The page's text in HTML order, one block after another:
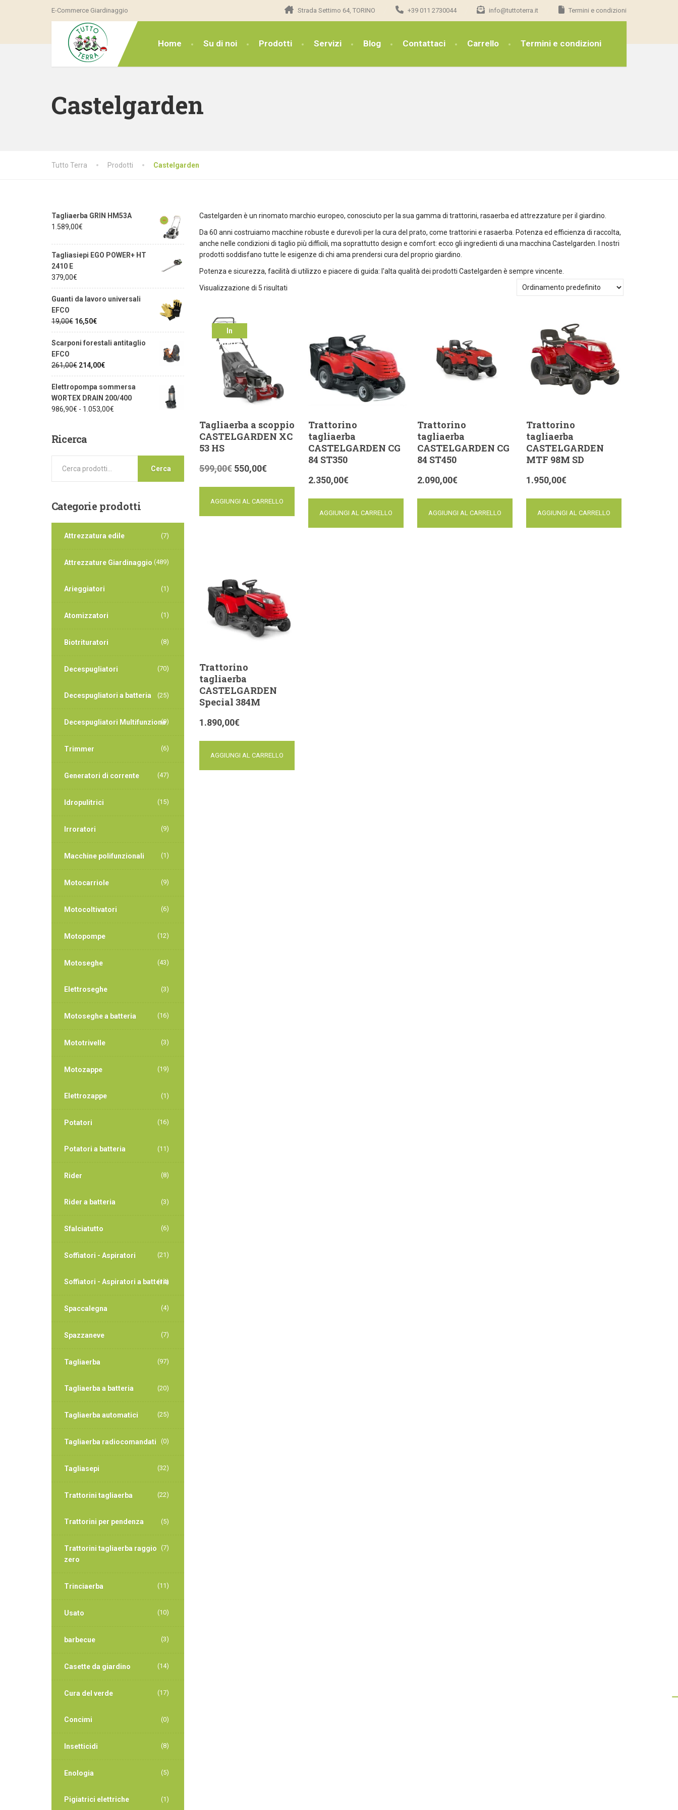
E-Commerce Giardinaggio Strada Settimo 64, TORINO +39 011 2730044 info@tuttoterra.it Termini e condizioni
Home Su di noi Prodotti Servizi Blog Contattaci Carrello Termini e condizioni
Castelgarden
Tutto Terra Prodotti Castelgarden
Castelgarden è un rinomato marchio europeo, conosciuto per la sua gamma di trattorini, rasaerba ed attrezzature per il giardino.
Da 60 anni costruiamo macchine robuste e durevoli per la cura del prato, come trattorini e rasaerba. Potenza ed efficienza di raccolta,
anche nelle condizioni di taglio più difficili, ma soprattutto design e comfort: ecco gli ingredienti di una macchina Castelgarden. I nostri
prodotti soddisfano tutte le esigenze di chi ama prendersi cura del proprio giardino.
Potenza e sicurezza, facilità di utilizzo e piacere di guida: l'alta qualità dei prodotti Castelgarden è sempre vincente.
Visualizzazione di 5 risultati
In
offerta!
Tagliaerba a scoppio
CASTELGARDEN XC
53 HS
599,00€ 550,00€
AGGIUNGI AL CARRELLO
Trattorino
tagliaerba
CASTELGARDEN CG
84 ST350
2.350,00€
AGGIUNGI AL CARRELLO
Trattorino
tagliaerba
CASTELGARDEN CG
84 ST450
2.090,00€
AGGIUNGI AL CARRELLO
Trattorino
tagliaerba
CASTELGARDEN
MTF 98M SD
1.950,00€
AGGIUNGI AL CARRELLO
Trattorino
tagliaerba
CASTELGARDEN
Special 384M
1.890,00€
AGGIUNGI AL CARRELLO
Tagliaerba GRIN HM53A
1.589,00€
Tagliasiepi EGO POWER+ HT
2410 E
379,00€
Guanti da lavoro universali
EFCO
19,00€ 16,50€
Scarponi forestali antitaglio
EFCO
261,00€ 214,00€
Elettropompa sommersa
WORTEX DRAIN 200/400
986,90€ - 1.053,00€
Ricerca
Cerca
Categorieprodotti
Attrezzatura edile (7)
Attrezzature Giardinaggio (489)
Arieggiatori (1)
Atomizzatori (1)
Biotrituratori (8)
Decespugliatori (70)
Decespugliatori a batteria (25)
Decespugliatori Multifunzione
(9)
Trimmer (6)
Generatori di corrente (47)
Idropulitrici (15)
Irroratori (9)
Macchine polifunzionali (1)
Motocarriole (9)
Motocoltivatori (6)
Motopompe (12)
Motoseghe (43)
Elettroseghe (3)
Motoseghe a batteria (16)
Mototrivelle (3)
Motozappe (19)
Elettrozappe (1)
Potatori (16)
Potatori a batteria (11)
Rider (8)
Rider a batteria (3)
Sfalciatutto (6)
Soffiatori - Aspiratori (21)
Soffiatori - Aspiratori a batteria
(14)
Spaccalegna (4)
Spazzaneve (7)
Tagliaerba (97)
Tagliaerba a batteria (20)
Tagliaerba automatici (25)
Tagliaerba radiocomandati (0)
Tagliasepi (32)
Trattorini tagliaerba (22)
Trattorini per pendenza (5)
Trattorini tagliaerba raggio
zero
(7)
Trinciaerba (11)
Usato (10)
barbecue (3)
Casette da giardino (14)
Cura del verde (17)
Concimi (0)
Insetticidi (8)
Enologia (5)
Pigiatrici elettriche (1)